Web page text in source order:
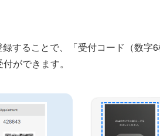
することで、「受付コード（数
ができます。